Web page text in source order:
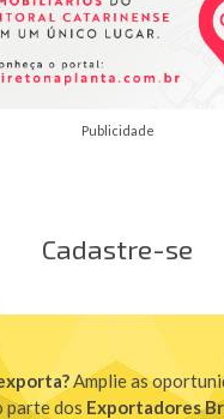
Publicidade
Cadastre-se
Amplie as
parte dos Exportadores